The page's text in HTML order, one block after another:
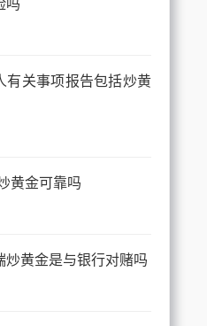
吗
有关事项报告包括炒黄
黄金可靠吗
炒黄金是与银行对赌吗